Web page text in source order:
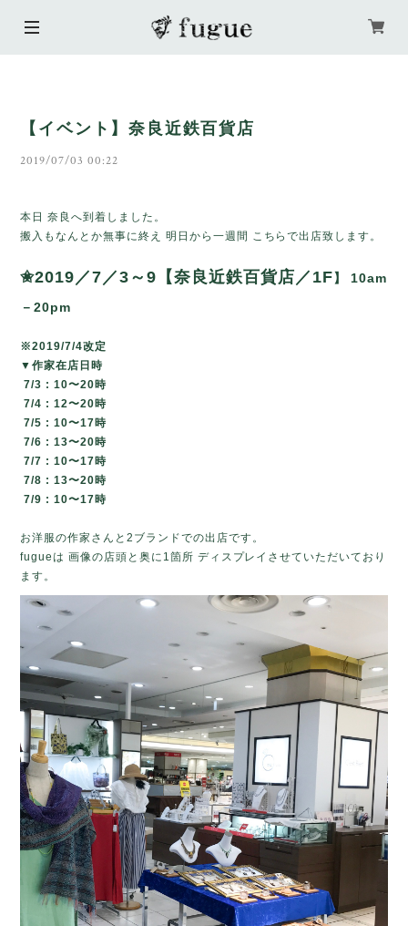
【イベント】奈良近鉄百貨店
2019/07/03 00:22
本日 奈良へ到着しました。
搬入もなんとか無事に終え 明日から一週間 こちらで出店致します。
✬2019／7／3～9【奈良近鉄百貨店／1F】 10am
－20pm
※2019/7/4改定
▼作家在店日時
7/3 : 10〜20時
7/4 : 12〜20時
7/5 : 10〜17時
7/6 :13〜20時
7/7 :10〜17時
7/8 :13〜20時
7/9 :10〜17時
お洋服の作家さんと2ブランドでの出店です。
fugueは 画像の店頭と奥に1箇所 ディスプレイさせていただいており
ます。